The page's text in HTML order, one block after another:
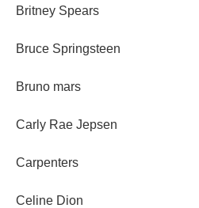
Britney Spears
Bruce Springsteen
Bruno mars
Carly Rae Jepsen
Carpenters
Celine Dion